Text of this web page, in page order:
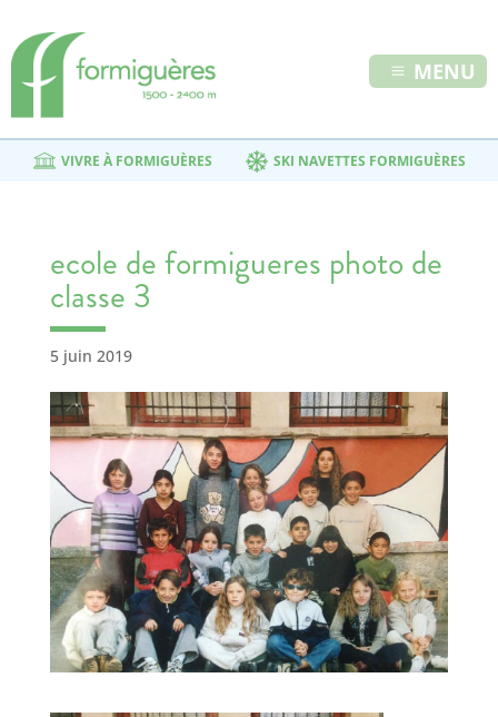
MENU
VIVRE À FORMIGUÈRES SKI NAVETTES FORMIGUÈRES
ecole de formigueres photo de
classe 3
5 juin 2019